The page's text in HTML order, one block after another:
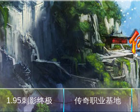
1.95刺影终极 传奇职业基地